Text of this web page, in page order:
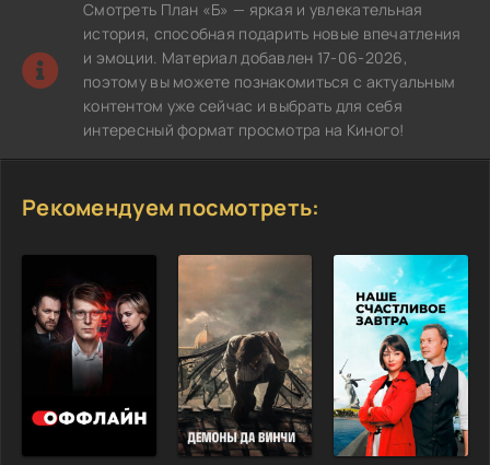
Смотреть План «Б» — яркая и увлекательная
история, способная подарить новые впечатления
и эмоции. Материал добавлен 17-06-2026,
поэтому вы можете познакомиться с актуальным
контентом уже сейчас и выбрать для себя
интересный формат просмотра на Киного!
Рекомендуем посмотреть: